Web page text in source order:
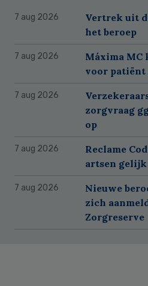
7 aug 2026
Vertrek uit
het beroep
7 aug 2026
Máxima
voor patiënt
7 aug 2026
zorgvraag
op
7 aug 2026
Reclame
artsen
7 aug 2026
Nieuwe
zich
Zorgreserve